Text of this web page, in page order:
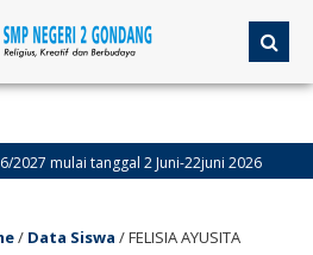
mulai tanggal 2 Juni-22juni 2026
/ Data Siswa /FELISIA AYUSITA